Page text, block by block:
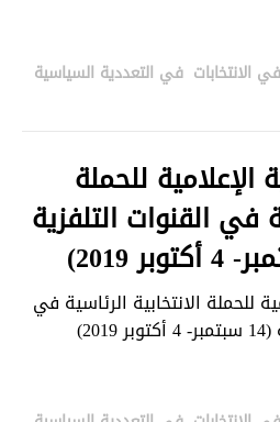
في الانتخابات في التعددية السياسية
للحملة
في القنوات التلفزية
للحملة الانتخابية الرئاسية في